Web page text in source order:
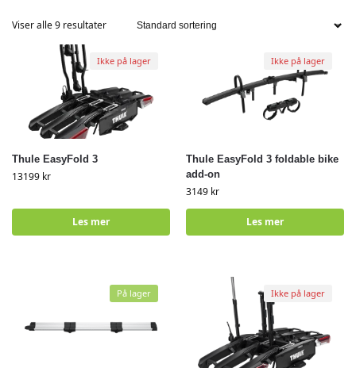
Viser alle 9 resultater
Thule EasyFold 3
13199 kr
Les mer
Ikke på lager
Thule EasyFold 3 foldable bike
add-on
3149 kr
Les mer
Ikke på lager
På lager Ikke på lager